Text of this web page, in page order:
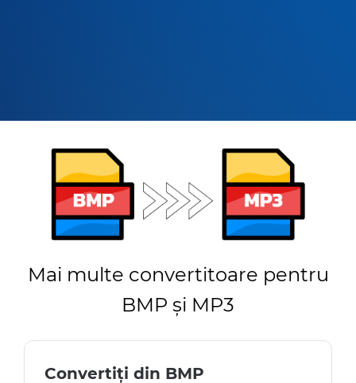
Mai multe convertitoare pentru
BMP și MP3
Convertiți din BMP